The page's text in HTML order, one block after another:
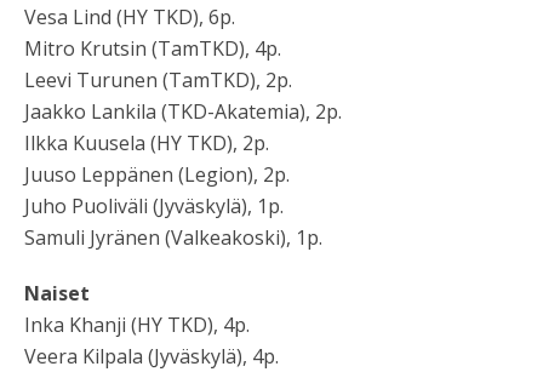
Vesa Lind (HY TKD), 6p.
Mitro Krutsin (TamTKD), 4p.
Leevi Turunen (TamTKD), 2p.
Jaakko Lankila (TKD-Akatemia), 2p.
Ilkka Kuusela (HY TKD), 2p.
Juuso Leppänen (Legion), 2p.
Juho Puoliväli (Jyväskylä), 1p.
Samuli Jyränen (Valkeakoski), 1p.
Naiset
Inka Khanji (HY TKD), 4p.
Veera Kilpala (Jyväskylä), 4p.